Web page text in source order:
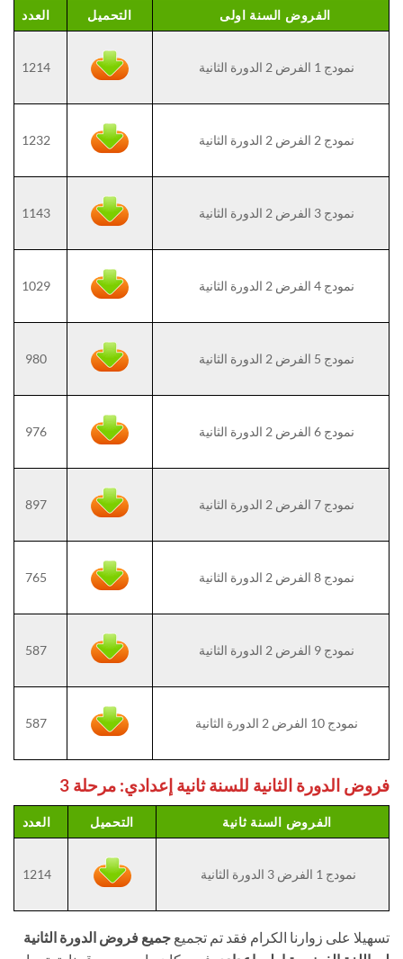
الفروض السنة اولى التحميل العدد
نمودج 1 الفرض 2 الدورة الثانية 1214
نمودج 2 الفرض 2 الدورة الثانية 1232
نمودج 3 الفرض 2 الدورة الثانية 1143
نمودج 4 الفرض 2 الدورة الثانية 1029
نمودج 5 الفرض 2 الدورة الثانية 980
نمودج 6 الفرض 2 الدورة الثانية 976
نمودج 7 الفرض 2 الدورة الثانية 897
نمودج 8 الفرض 2 الدورة الثانية 765
نمودج 9 الفرض 2 الدورة الثانية 587
نمودج 10 الفرض 2 الدورة الثانية 587
فروض الدورة الثانية للسنة ثانية إعدادي: مرحلة 3
الفروض السنة ثانية التحميل العدد
نمودج 1 الفرض 3 الدورة الثانية 1214
تسهيلا على زوارنا الكرام فقد تم تجميع جميع فروض الدورة الثانية